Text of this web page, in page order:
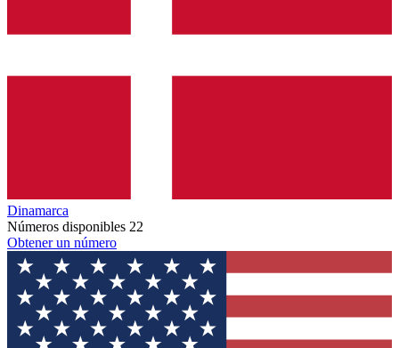
Dinamarca
Números disponibles 22
Obtener un número